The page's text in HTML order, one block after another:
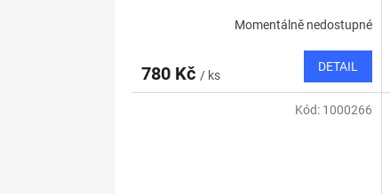
Momentálně nedostupné
780 Kč / ks
DETAIL
Kód: 1000266